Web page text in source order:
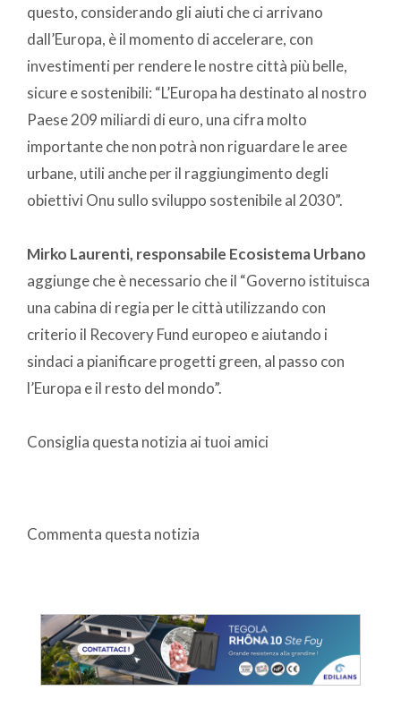
questo, considerando gli aiuti che ci arrivano
dall’Europa, è il momento di accelerare, con
investimenti per rendere le nostre città più belle,
sicure e sostenibili: “L’Europa ha destinato al nostro
Paese 209 miliardi di euro, una cifra molto
importante che non potrà non riguardare le aree
urbane, utili anche per il raggiungimento degli
obiettivi Onu sullo sviluppo sostenibile al 2030”.
Mirko Laurenti, responsabile Ecosistema Urbano
aggiunge che è necessario che il “Governo istituisca
una cabina di regia per le città utilizzando con
criterio il Recovery Fund europeo e aiutando i
sindaci a pianificare progetti green, al passo con
l’Europa e il resto del mondo”.
Consiglia questa notizia ai tuoi amici
Commenta questa notizia